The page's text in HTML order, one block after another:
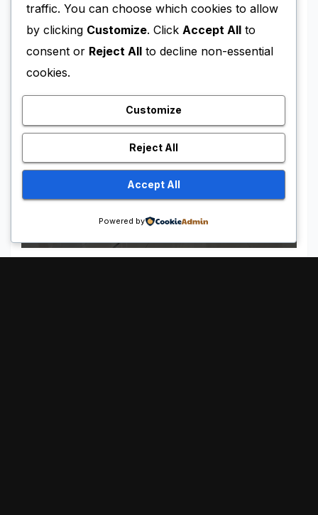
Aleksandar Nikolov Jadi
Magnet AVC 2026 di
Pontianak
Pontianak Bersiap Jadi Tuan
Rumah Ajang Voli Asia
MAY 11, 2026 MIMINPONTI
traffic. You can choose which cookies to allow
by clicking Customize. Click Accept All to
consent or Reject All to decline non-essential
cookies.
Customize
Reject All
Accept All
Powered by